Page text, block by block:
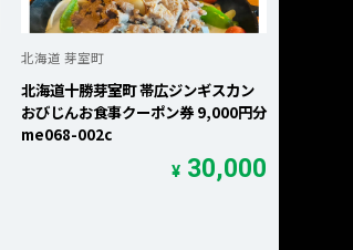
北海道 芽室町
北海道十勝芽室町 帯広ジンギスカン
おびじんお食事クーポン券 9,000円分
me068-002c
¥ 30,000